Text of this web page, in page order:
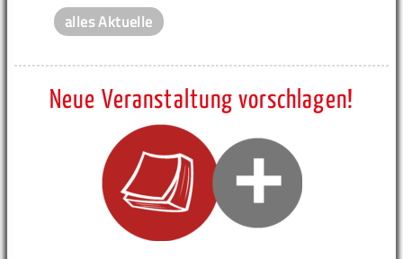
alles Aktuelle
Neue Veranstaltung vorschlagen!